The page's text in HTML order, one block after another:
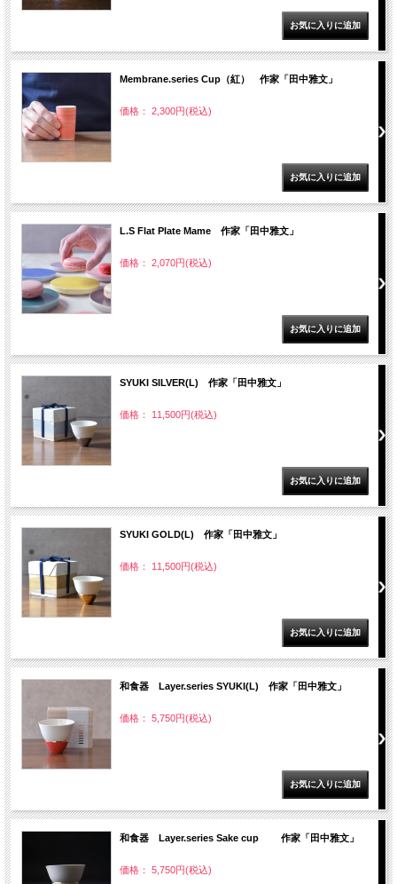
Membrane.series Cup（紅） 作家「田中雅文」
価格： 2,300円(税込)
L.S Flat Plate Mame 作家「田中雅文」
価格： 2,070円(税込)
SYUKI SILVER(L) 作家「田中雅文」
価格： 11,500円(税込)
SYUKI GOLD(L) 作家「田中雅文」
価格： 11,500円(税込)
和食器 Layer.series SYUKI(L) 作家「田中雅文」
価格： 5,750円(税込)
和食器 Layer.series Sake cup 作家「田中雅文」
価格： 5,750円(税込)